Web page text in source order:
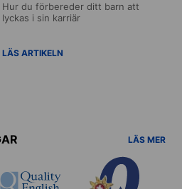
Hur du förbereder ditt barn att
lyckas i sin karriär
LÄS ARTIKELN
LÄS MER